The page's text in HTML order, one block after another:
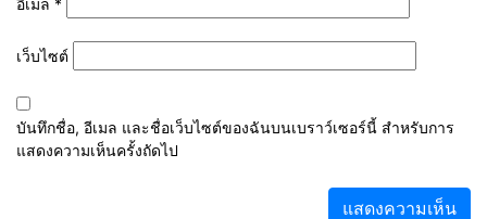
อีเมล *
เว็บไซต์
บันทึกชื่อ, อีเมล และชื่อเว็บไซต์ของฉันบนเบราว์เซอร์นี้ สำหรับการ
แสดงความเห็นครั้งถัดไป